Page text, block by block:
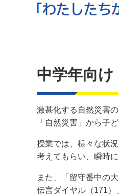
中学年向け
激甚化する自然災害
「自然災害」から子
授業では、様々な状
考えてもらい、瞬時
また、「留守番中の
伝言ダイヤル（171）